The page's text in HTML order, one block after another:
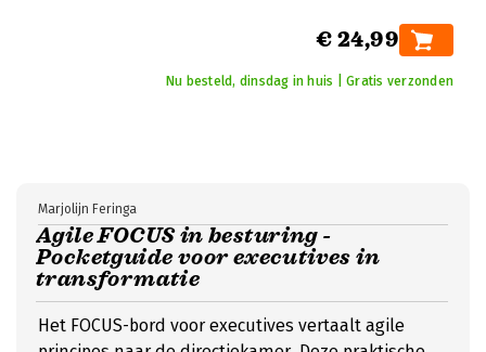
€ 24,99
Nu besteld, dinsdag in huis | Gratis verzonden
Agile FOCUS in besturing -
Pocketguide voor executives in
transformatie
Marjolijn Feringa
Het FOCUS-bord voor executives vertaalt agile